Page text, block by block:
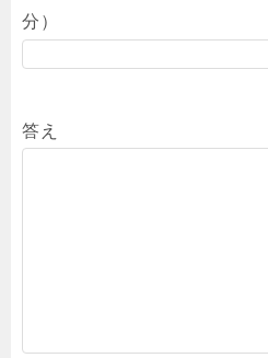
分）
答え